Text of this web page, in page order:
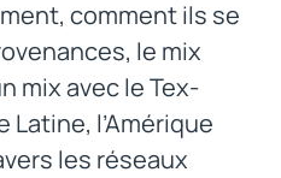
comment ils se
le mix
mix avec le Tex-
Latine, l’Amérique
les réseaux